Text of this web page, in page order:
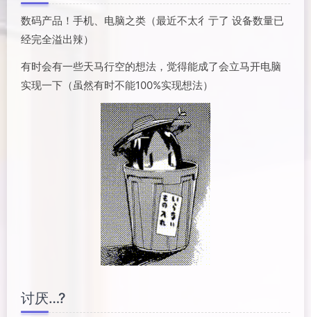
数码产品！手机、电脑之类（最近不太彳亍了 设备数量已
经完全溢出辣）
有时会有一些天马行空的想法，觉得能成了会立马开电脑
实现一下（虽然有时不能100%实现想法）
讨厌…?